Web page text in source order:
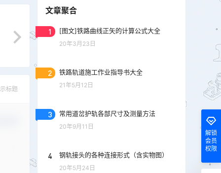
标题
文章聚合
1 [图文]铁路曲线正矢的计算公式大全
20年3月23日
2 铁路轨道施工作业指导书大全
21年5月12日
3 常用道岔护轨各部尺寸及测量方法
20年9月11日
4 钢轨接头的各种连接形式（含实物图）
20年5月24日
解锁
会员
权限